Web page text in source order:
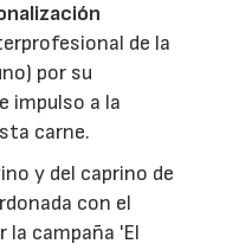
de la
por su
impulso a la
carne.
y del caprino de
con el
la campaña 'El